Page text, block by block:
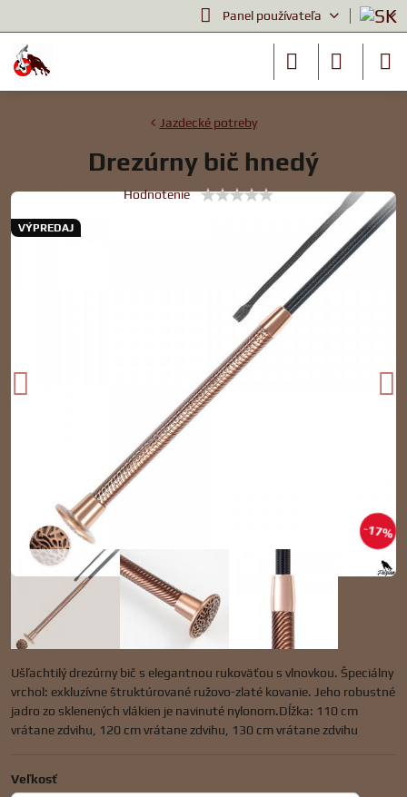
Panel používateľa
VÝPREDAJ
17%
Jazdecké potreby
Drezúrny bič hnedý
Hodnotenie
Ušľachtilý drezúrny bič s elegantnou rukoväťou s vlnovkou. Špeciálny
vrchol: exkluzívne štruktúrované ružovo-zlaté kovanie. Jeho robustné
jadro zo sklenených vlákien je navinuté nylonom.Dĺžka: 110 cm
vrátane zdvihu, 120 cm vrátane zdvihu, 130 cm vrátane zdvihu
Veľkosť